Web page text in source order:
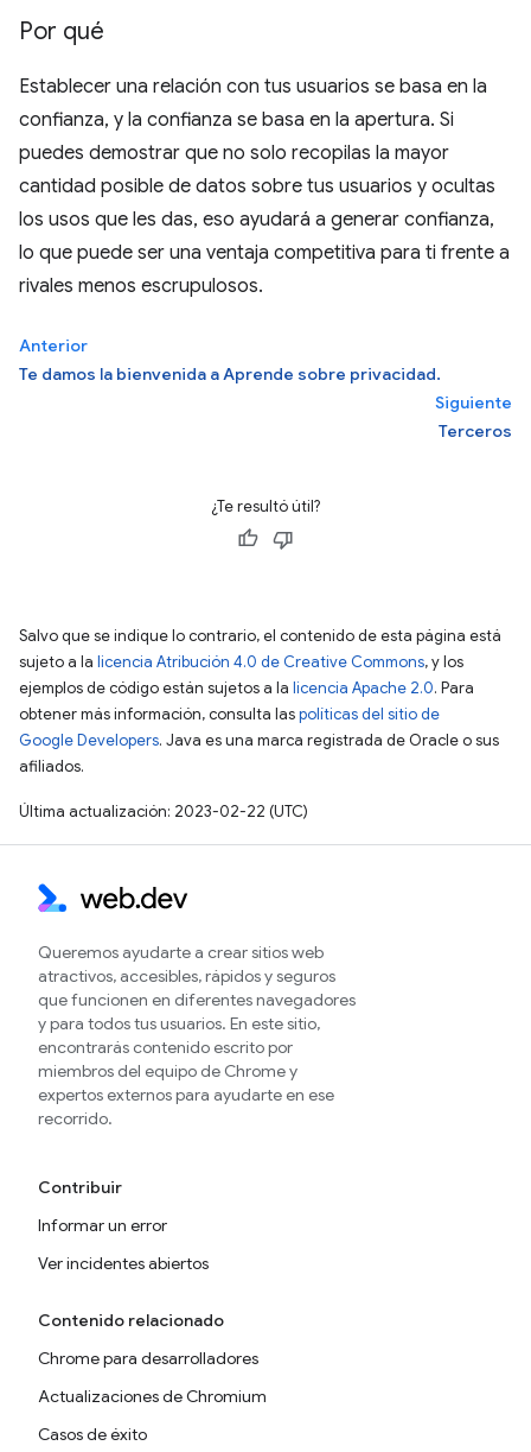
Por qué
Establecer una relación con tus usuarios se basa en la
confianza, y la confianza se basa en la apertura. Si
puedes demostrar que no solo recopilas la mayor
cantidad posible de datos sobre tus usuarios y ocultas
los usos que les das, eso ayudará a generar confianza,
lo que puede ser una ventaja competitiva para ti frente a
rivales menos escrupulosos.
Anterior
Te damos la bienvenida a Aprende sobre privacidad.
Siguiente
Terceros
¿Te resultó útil?
Salvo que se indique lo contrario, el contenido de esta página está
sujeto a la licencia Atribución 4.0 de Creative Commons, y los
ejemplos de código están sujetos a la licencia Apache 2.0. Para
obtener más información, consulta laspolíticas del sitio de
Google Developers. Java es una marca registrada de Oracle o sus
afiliados.
Última actualización: 2023-02-22 (UTC)
Queremos ayudarte a crear sitios web
atractivos, accesibles, rápidos y seguros
que funcionen en diferentes navegadores
y para todos tus usuarios. En este sitio,
encontrarás contenido escrito por
miembros del equipo de Chrome y
expertos externos para ayudarte en ese
recorrido.
Contribuir
Informar un error
Ver incidentes abiertos
Contenido relacionado
Chrome para desarrolladores
Actualizaciones de Chromium
Casos de éxito